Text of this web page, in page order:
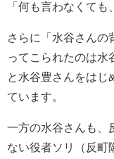
「何も言わなくて
さらに「水谷さんの
ってこられたのは水
と水谷豊さんをはじ
ています。
一方の水谷さんも、
ない役者ソリ（反町